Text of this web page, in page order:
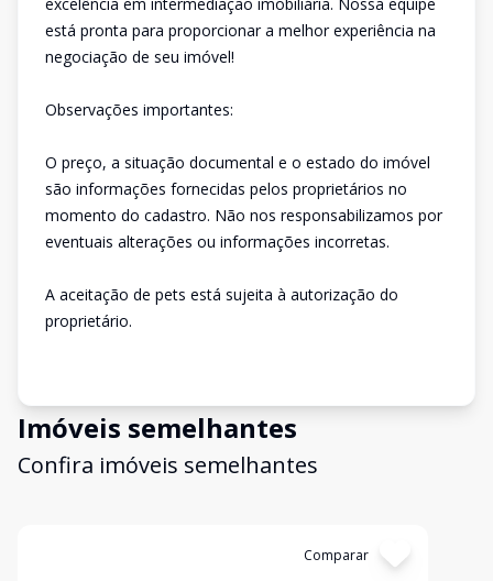
está pronta para proporcionar a melhor experiência na
negociação de seu imóvel!
Observações importantes:
O preço, a situação documental e o estado do imóvel
são informações fornecidas pelos proprietários no
momento do cadastro. Não nos responsabilizamos por
eventuais alterações ou informações incorretas.
A aceitação de pets está sujeita à autorização do
proprietário.
Imóveis semelhantes
Confira imóveis semelhantes
Comparar